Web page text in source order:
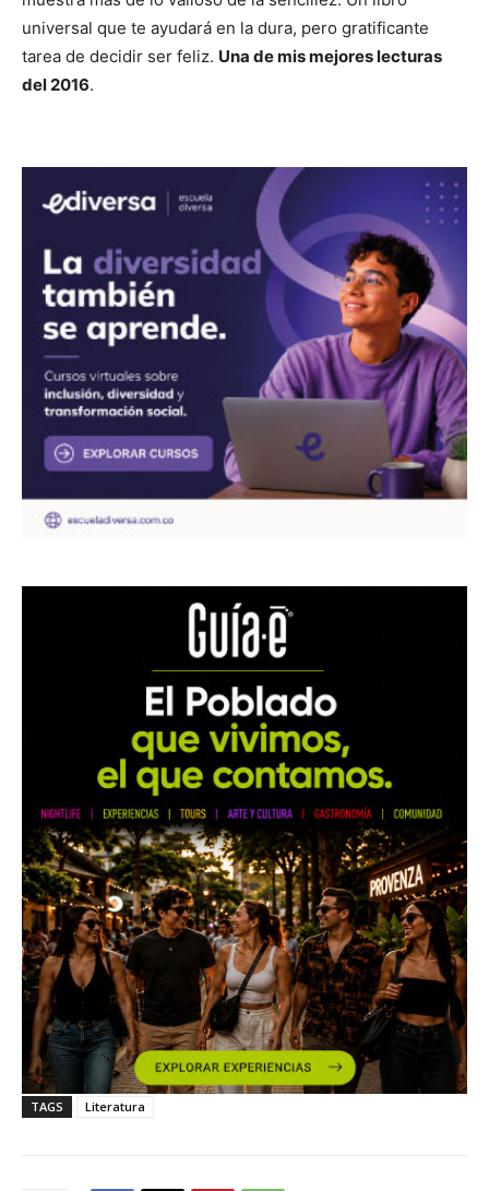
universal que te ayudará en la dura, pero gratificante
tarea de decidir ser feliz. Una de mis mejores lecturas
del 2016.
TAGS Literatura